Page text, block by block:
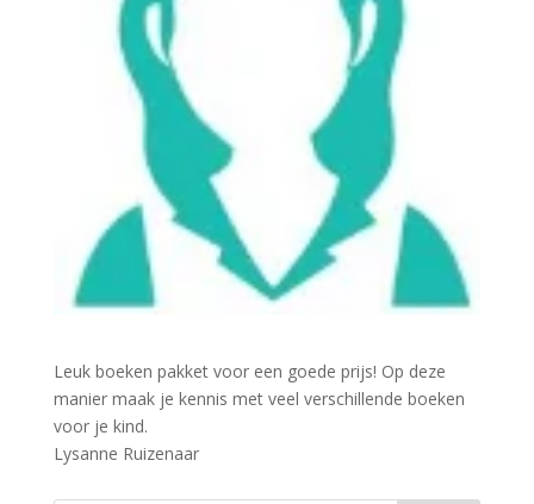
Leuk boeken pakket voor een goede prijs! Op deze
manier maak je kennis met veel verschillende boeken
voor je kind.
Lysanne Ruizenaar